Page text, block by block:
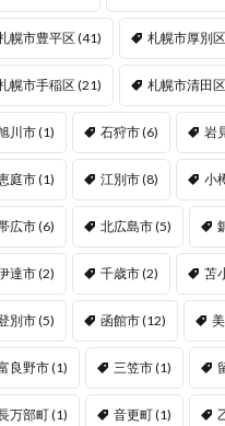
幌市豊平区(41) 札幌市厚別区
幌市手稲区(21) 札幌市清田区
川市(1) 石狩市(6) 岩
庭市(1) 江別市(8) 小
広市(6) 北広島市(5)
達市(2) 千歳市(2) 苫
別市(5) 函館市(12)
良野市(1) 三笠市(1)
万部町(1) 音更町(1)